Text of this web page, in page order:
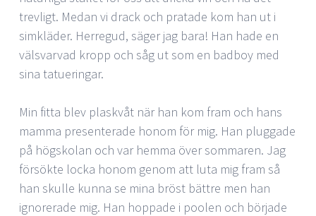
trevligt. Medan vi drack och pratade kom han ut i
simkläder. Herregud, säger jag bara! Han hade en
välsvarvad kropp och såg ut som en badboy med
sina tatueringar.
Min fitta blev plaskvåt när han kom fram och hans
mamma presenterade honom för mig. Han pluggade
på högskolan och var hemma över sommaren. Jag
försökte locka honom genom att luta mig fram så
han skulle kunna se mina bröst bättre men han
ignorerade mig. Han hoppade i poolen och började